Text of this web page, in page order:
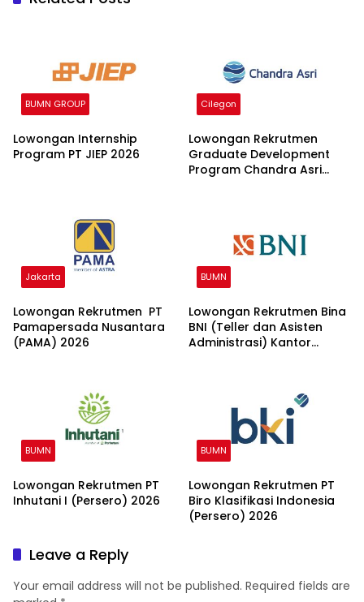
BUMN GROUP
Lowongan Internship
Program PT JIEP 2026
Cilegon
Lowongan Rekrutmen
Graduate Development
Program Chandra Asri
Jakarta
Lowongan Rekrutmen PT
Pamapersada Nusantara
(PAMA) 2026
BUMN
Lowongan Rekrutmen Bina
BNI (Teller dan Asisten
Administrasi) Kantor
BUMN
Lowongan Rekrutmen PT
Inhutani I (Persero) 2026
BUMN
Lowongan Rekrutmen PT
Biro Klasifikasi Indonesia
(Persero) 2026
Leave a Reply
Your email address will not be published. Required fields are